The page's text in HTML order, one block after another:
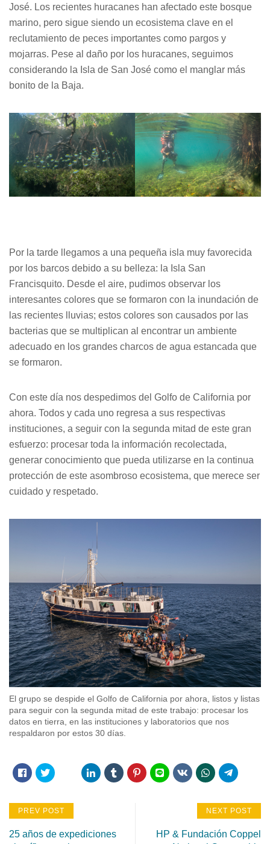
José. Los recientes huracanes han afectado este bosque
marino, pero sigue siendo un ecosistema clave en el
reclutamiento de peces importantes como pargos y
mojarras. Pese al daño por los huracanes, seguimos
considerando la Isla de San José como el manglar más
bonito de la Baja.
Por la tarde llegamos a una pequeña isla muy favorecida
por los barcos debido a su belleza: la Isla San
Francisquito. Desde el aire, pudimos observar los
interesantes colores que se formaron con la inundación de
las recientes lluvias; estos colores son causados por las
bacterias que se multiplican al encontrar un ambiente
adecuado en los grandes charcos de agua estancada que
se formaron.
Con este día nos despedimos del Golfo de California por
ahora. Todos y cada uno regresa a sus respectivas
instituciones, a seguir con la segunda mitad de este gran
esfuerzo: procesar toda la información recolectada,
generar conocimiento que pueda utilizarse en la continua
protección de este asombroso ecosistema, que merece ser
cuidado y respetado.
El grupo se despide el Golfo de California por ahora, listos y listas
para seguir con la segunda mitad de este trabajo: procesar los
datos en tierra, en las instituciones y laboratorios que nos
respaldaron por estos 30 días.
PREV POST
25 años de expediciones
NEXT POST
HP & Fundación Coppel